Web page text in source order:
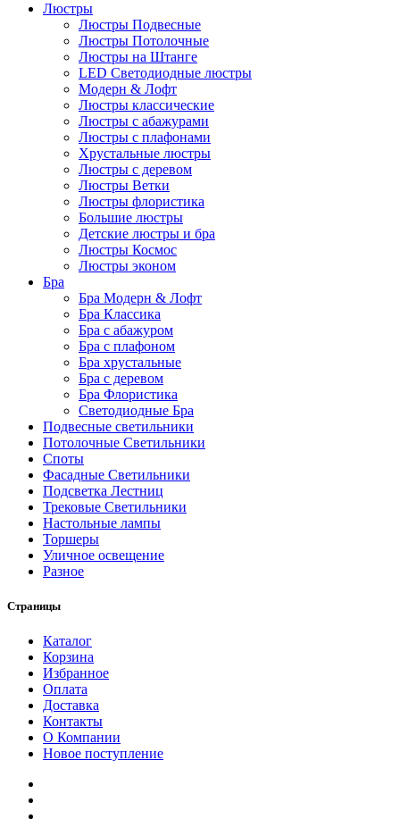
Люстры
Люстры Подвесные
Люстры Потолочные
Люстры на Штанге
LED Светодиодные люстры
Модерн & Лофт
Люстры классические
Люстры с абажурами
Люстры с плафонами
Хрустальные люстры
Люстры с деревом
Люстры Ветки
Люстры флористика
Большие люстры
Детские люстры и бра
Люстры Космос
Люстры эконом
Бра
Бра Модерн & Лофт
Бра Классика
Бра с абажуром
Бра с плафоном
Бра хрустальные
Бра с деревом
Бра Флористика
Светодиодные Бра
Подвесные светильники
Потолочные Светильники
Споты
Фасадные Светильники
Подсветка Лестниц
Трековые Светильники
Настольные лампы
Торшеры
Уличное освещение
Разное
Страницы
Каталог
Корзина
Избранное
Оплата
Доставка
Контакты
О Компании
Новое поступление